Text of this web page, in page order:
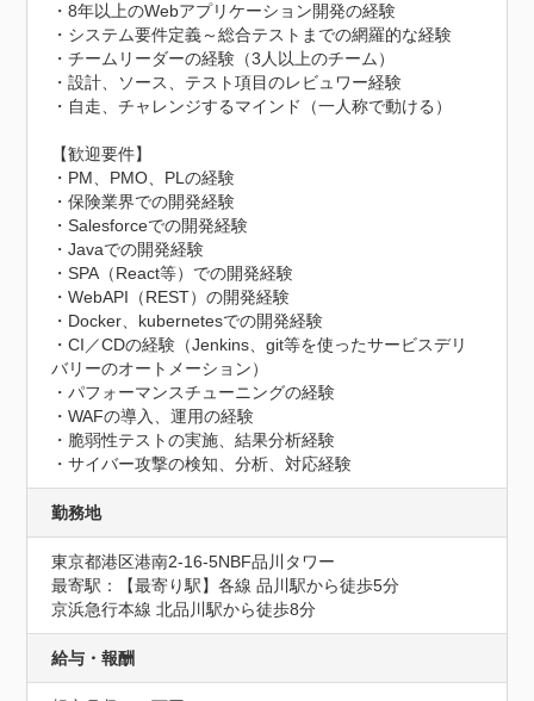
・8年以上のWebアプリケーション開発の経験
・システム要件定義～総合テストまでの網羅的な経験
・チームリーダーの経験（3人以上のチーム）
・設計、ソース、テスト項目のレビュワー経験
・自走、チャレンジするマインド（一人称で動ける）
【歓迎要件】
・PM、PMO、PLの経験
・保険業界での開発経験
・Salesforceでの開発経験
・Javaでの開発経験
・SPA（React等）での開発経験
・WebAPI（REST）の開発経験
・Docker、kubernetesでの開発経験
・CI／CDの経験（Jenkins、git等を使ったサービスデリ
バリーのオートメーション）
・パフォーマンスチューニングの経験
・WAFの導入、運用の経験
・脆弱性テストの実施、結果分析経験
・サイバー攻撃の検知、分析、対応経験
勤務地
東京都港区港南2-16-5NBF品川タワー
最寄駅：【最寄り駅】各線 品川駅から徒歩5分
京浜急行本線 北品川駅から徒歩8分
給与・報酬